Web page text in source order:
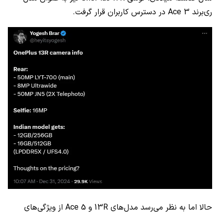
ری‌برند Ace 3 در دسترس کاربران قرار گرفت.
حالا اما به نظر می‌رسد مدل‌های 13R و Ace 5 از ویژگی‌های